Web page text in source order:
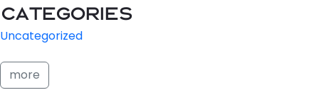
Categories
Uncategorized
more